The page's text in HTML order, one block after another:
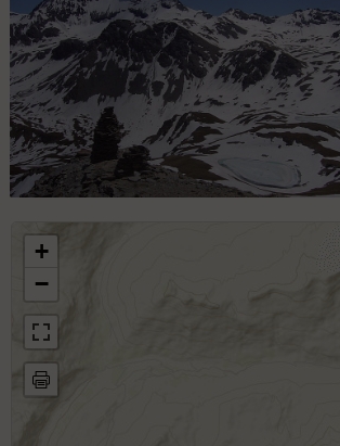
Roc Noir depuis la pointe de Lanserlia.Le col du
Grand Vallon à droite et les 2 petits couloirs qui
+
−